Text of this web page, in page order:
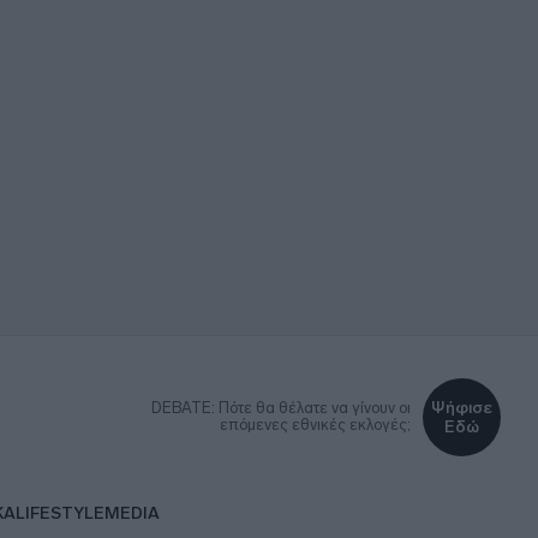
DEBATE: Πότε θα θέλατε να γίνουν οι
επόμενες εθνικές εκλογές;
Ψήφισε
Εδώ
LIFESTYLEMEDIA